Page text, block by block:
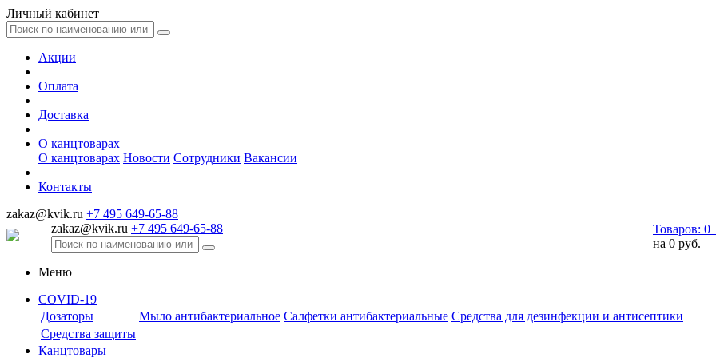
Личный кабинет
Акции
Оплата
Доставка
О канцтоварах
О канцтоварах Новости Сотрудники Вакансии
Контакты
zakaz@kvik.ru +7 495 649-65-88
zakaz@kvik.ru +7 495 649-65-88 Товаров: 0
на 0 руб.
Меню
COVID-19
Дозаторы
Мыло антибактериальное Салфетки антибактериальные Средства для дезинфекции и антисептики
Средства защиты
Канцтовары